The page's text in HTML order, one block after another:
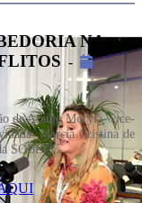
NA
-
de Araújo Moryia, vice-
Marcia Cristina de
SOBECC